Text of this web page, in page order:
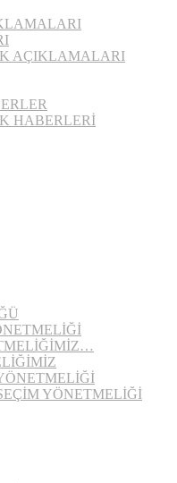
AÇIKLAMALARI
HABERLERİ
YÖNETMELİĞİ